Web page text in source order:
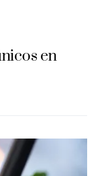
en